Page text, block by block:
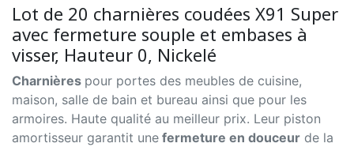
Lot de 20 charnières coudées X91 Super
avec fermeture souple et embases à
visser, Hauteur 0, Nickelé
Charnières pour portes des meubles de cuisine,
maison, salle de bain et bureau ainsi que pour les
armoires. Haute qualité au meilleur prix. Leur piston
amortisseur garantit une fermeture en douceur de la